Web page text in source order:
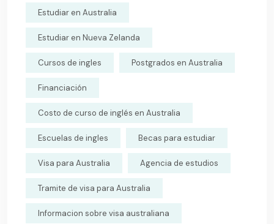
Estudiar en Australia
Estudiar en Nueva Zelanda
Cursos de ingles Postgrados en Australia
Financiación
Costo de curso de inglés en Australia
Escuelas de ingles Becas para estudiar
Visa para Australia Agencia de estudios
Tramite de visa para Australia
Informacion sobre visa australiana